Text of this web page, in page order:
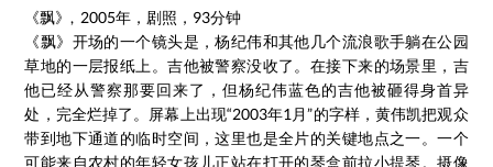
《飘》, 2005年，剧照，93分钟
《飘》开场的一个镜头是，杨纪伟和其他几个流浪歌手躺在公园
草地的一层报纸上。吉他被警察没收了。在接下来的场景里，吉
他已经从警察那要回来了，但杨纪伟蓝色的吉他被砸得身首异
处，完全烂掉了。屏幕上出现“2003年1月”的字样，黄伟凯把观众
带到地下通道的临时空间，这里也是全片的关键地点之一。一个
可能来自农村的年轻女孩儿正站在打开的琴盒前拉小提琴。摄像